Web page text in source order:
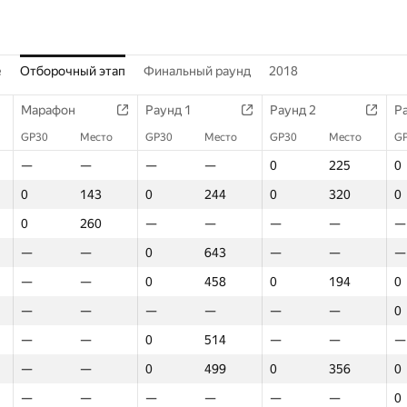
Отборочный этап Финальный раунд 2018
Марафон Раунд 1 Раунд 2
GP30 Место GP30 Место GP30 Место
— — — — 0 225
0
0
143 0 244 0 320
0
0
260 — — — —
—
—
— 0 643 — —
—
—
— 0 458 0 194
0
—
— — — — —
0
—
— 0 514 — —
—
—
— 0 499 0 356
0
—
— — — — — 0